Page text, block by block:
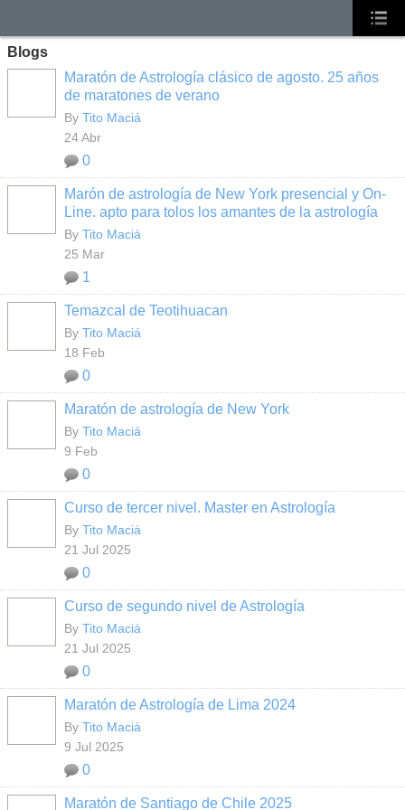
Blogs
Maratón de Astrología clásico de agosto. 25 años
de maratones de verano
By Tito Maciá
24 Abr
0
Marón de astrología de New York presencial y On-
Line. apto para tolos los amantes de la astrología
By Tito Maciá
25 Mar
1
Temazcal de Teotihuacan
By Tito Maciá
18 Feb
0
Maratón de astrología de New York
By Tito Maciá
9 Feb
0
Curso de tercer nivel. Master en Astrología
By Tito Maciá
21 Jul 2025
0
Curso de segundo nivel de Astrología
By Tito Maciá
21 Jul 2025
0
Maratón de Astrología de Lima 2024
By Tito Maciá
9 Jul 2025
0
Maratón de Santiago de Chile 2025